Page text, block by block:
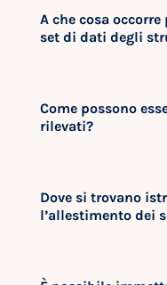
A che cosa
set di dati degli
Come possono
rilevati?
Dove si trovano
l’allestimento dei